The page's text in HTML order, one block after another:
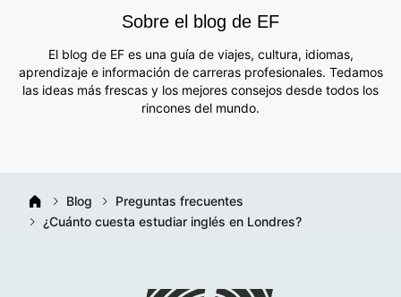
Sobre el blog de EF
El blog de EF es una guía de viajes, cultura, idiomas,
aprendizaje e información de carreras profesionales. Tedamos
las ideas más frescas y los mejores consejos desde todos los
rincones del mundo.
Blog
Preguntas frecuentes
¿Cuánto cuesta estudiar inglés en Londres?